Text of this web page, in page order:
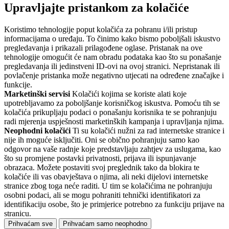
Upravljajte pristankom za kolačiće
Koristimo tehnologije poput kolačića za pohranu i/ili pristup
informacijama o uređaju. To činimo kako bismo poboljšali iskustvo
pregledavanja i prikazali prilagođene oglase. Pristanak na ove
tehnologije omogućit će nam obradu podataka kao što su ponašanje
pregledavanja ili jedinstveni ID-ovi na ovoj stranici. Nepristanak ili
povlačenje pristanka može negativno utjecati na određene značajke i
funkcije.
Marketinški servisi Kolačići kojima se koriste alati koje
upotrebljavamo za poboljšanje korisničkog iskustva. Pomoću tih se
kolačića prikupljaju podaci o ponašanju korisnika te se pohranjuju
radi mjerenja uspješnosti marketinških kampanja i upravljanja njima.
Neophodni kolačići Ti su kolačići nužni za rad internetske stranice i
nije ih moguće isključiti. Oni se obično pohranjuju samo kao
odgovor na vaše radnje koje predstavljaju zahtjev za uslugama, kao
što su promjene postavki privatnosti, prijava ili ispunjavanje
obrazaca. Možete postaviti svoj preglednik tako da blokira te
kolačiće ili vas obavještava o njima, ali neki dijelovi internetske
stranice zbog toga neće raditi. U tim se kolačićima ne pohranjuju
osobni podaci, ali se mogu pohraniti tehnički identifikatori za
identifikaciju osobe, što je primjerice potrebno za funkciju prijave na
stranicu.
Prihvaćam sve Prihvaćam samo neophodno